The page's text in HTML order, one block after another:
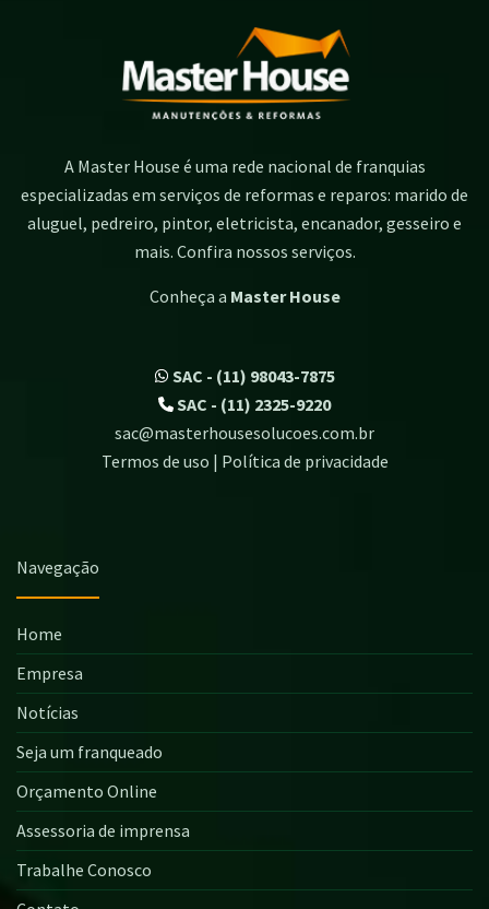
A Master House é uma rede nacional de franquias
especializadas em serviços de reformas e reparos: marido de
aluguel, pedreiro, pintor, eletricista, encanador, gesseiro e
mais. Confira nossos serviços.
Conheça a Master House
SAC - (11) 98043-7875
SAC - (11) 2325-9220
sac@masterhousesolucoes.com.br
Termos de uso | Política de privacidade
Navegação
Home
Empresa
Notícias
Seja um franqueado
Orçamento Online
Assessoria de imprensa
Trabalhe Conosco